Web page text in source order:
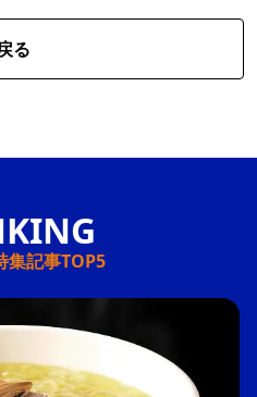
る
集記事TOP5